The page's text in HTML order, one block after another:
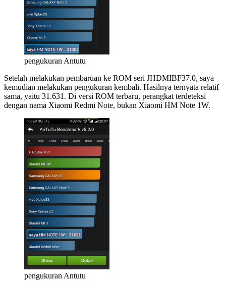
pengukuran Antutu
Setelah melakukan pembaruan ke ROM seri JHDMIBF37.0, saya
kemudian melakukan pengukuran kembali. Hasilnya ternyata relatif
sama, yaitu 31.631. Di versi ROM terbaru, perangkat terdeteksi
dengan nama Xiaomi Redmi Note, bukan Xiaomi HM Note 1W.
pengukuran Antutu